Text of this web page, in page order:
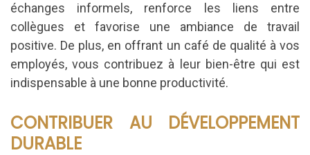
échanges informels, renforce les liens entre
collègues et favorise une ambiance de travail
positive. De plus, en offrant un café de qualité à vos
employés, vous contribuez à leur bien-être qui est
indispensable à une bonne productivité.
CONTRIBUER AU DÉVELOPPEMENT
DURABLE